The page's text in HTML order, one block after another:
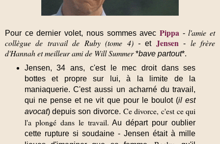
Pour ce dernier volet, nous sommes avec Pippa -l'amie et
collègue de travail de Ruby (tome 4)-et Jensen - le frère
d'Hannah et meilleur ami de Will Summer*bave partout*.
Jensen, 34 ans, c'est le mec droit dans ses
bottes et propre sur lui, à la limite de la
maniaquerie. C'est aussi un acharné du travail,
qui ne pense et ne vit que pour le boulot (il est
avocat) depuis son divorce. Ce divorce, c'est ce qui
l'a plongé dans le travail. Au départ pour oublier
cette rupture si soudaine - Jensen était à mille